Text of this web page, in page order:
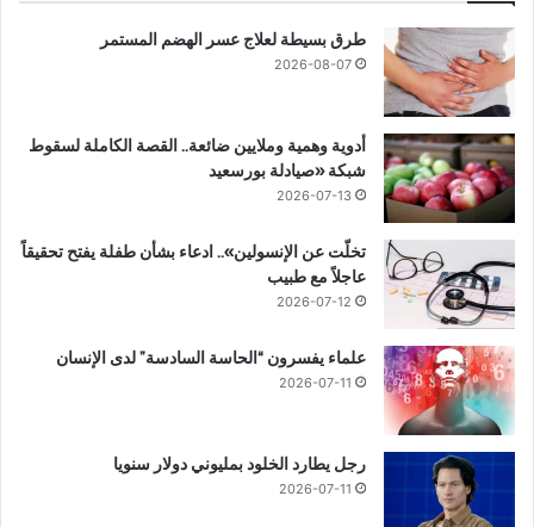
طرق بسيطة لعلاج عسر الهضم المستمر
2026-08-07
أدوية وهمية وملايين ضائعة.. القصة الكاملة لسقوط
شبكة «صيادلة بورسعيد
2026-07-13
تخلّت عن الإنسولين».. ادعاء بشأن طفلة يفتح تحقيقاً
عاجلاً مع طبيب
2026-07-12
علماء يفسرون “الحاسة السادسة” لدى الإنسان
2026-07-11
رجل يطارد الخلود بمليوني دولار سنويا
2026-07-11